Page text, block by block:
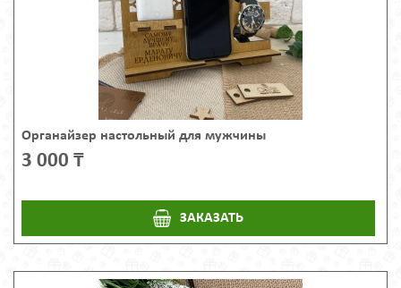
Органайзер настольный для мужчины
3 000 ₸
ЗАКАЗАТЬ